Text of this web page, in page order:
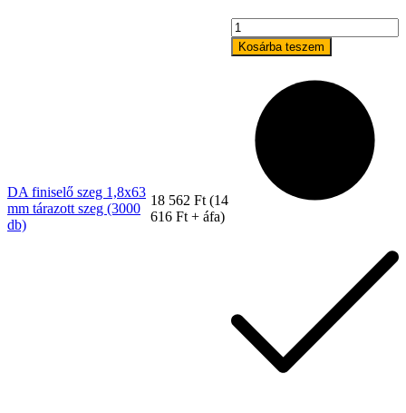
DA finiselő szeg 1,8x63
mm tárazott szeg (3000
db)
18 562 Ft (14
616 Ft + áfa)
DA
finiselő
szeg
tárazott
(3000
mennyiség
Kosárba teszem